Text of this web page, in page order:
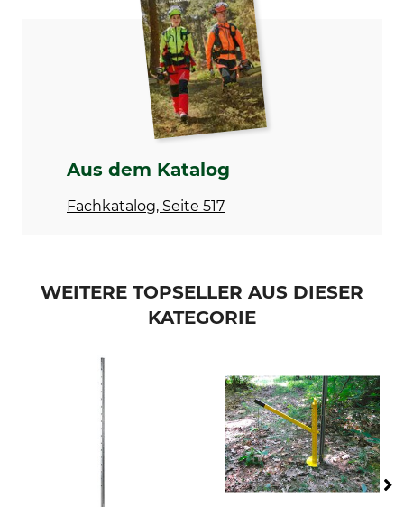
Aus dem Katalog
Fachkatalog, Seite 517
WEITERE TOPSELLER AUS DIESER
KATEGORIE